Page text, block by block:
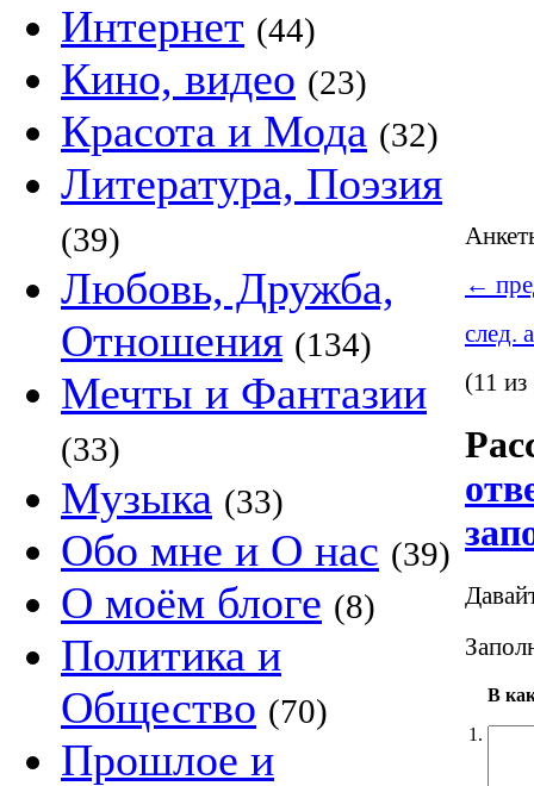
Интернет (44)
Кино, видео (23)
Красота и Мода (32)
Литература, Поэзия
(39)
Любовь, Дружба,
Отношения (134)
Мечты и Фантазии
(33)
Музыка (33)
Обо мне и О нас (39)
О моём блоге (8)
Политика и
Общество (70)
Прошлое и
←
след.
(11
1.
В